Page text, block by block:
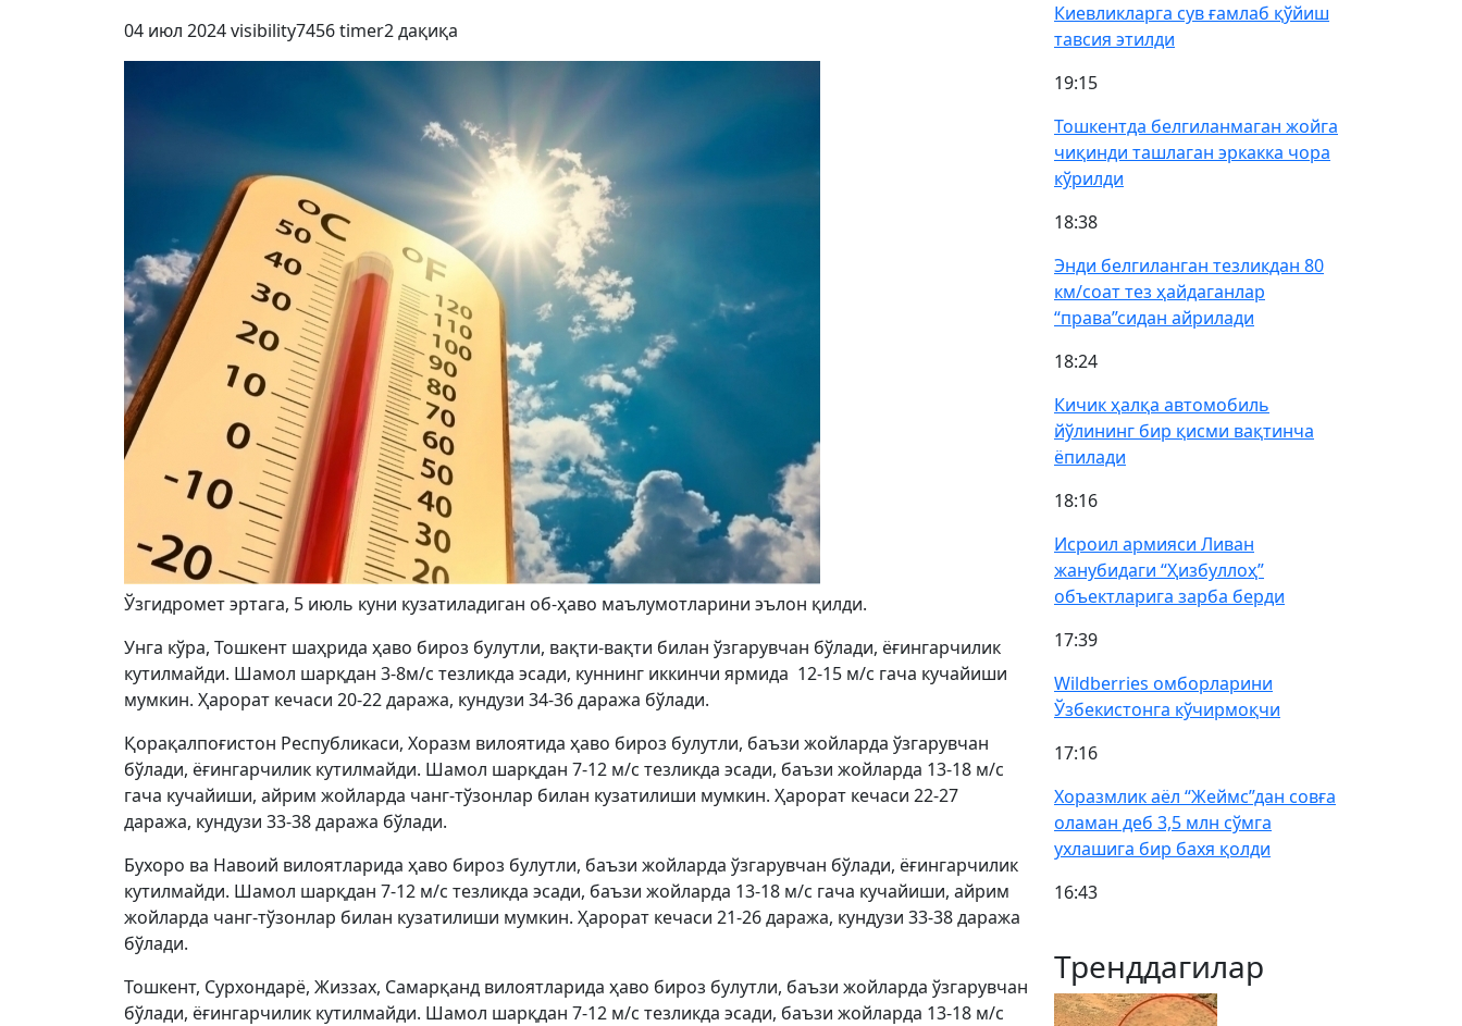
04 июл 2024visibility7456timer2 дақиқа
Ўзгидромет эртага, 5 июль куни кузатиладиган об-ҳаво маълумотларини эълон қилди.
Унга кўра, Тошкент шаҳрида ҳаво бироз булутли, вақти-вақти билан ўзгарувчан бўлади, ёғингарчилик
кутилмайди. Шамол шарқдан 3-8м/с тезликда эсади, куннинг иккинчи ярмида 12-15 м/с гача кучайиши
мумкин. Ҳарорат кечаси 20-22 даража, кундузи 34-36 даража бўлади.
Қорақалпоғистон Республикаси, Хоразм вилоятида ҳаво бироз булутли, баъзи жойларда ўзгарувчан
бўлади, ёғингарчилик кутилмайди. Шамол шарқдан 7-12 м/с тезликда эсади, баъзи жойларда 13-18 м/с
гача кучайиши, айрим жойларда чанг-тўзонлар билан кузатилиши мумкин. Ҳарорат кечаси 22-27
даража, кундузи 33-38 даража бўлади.
Бухоро ва Навоий вилоятларида ҳаво бироз булутли, баъзи жойларда ўзгарувчан бўлади, ёғингарчилик
кутилмайди. Шамол шарқдан 7-12 м/с тезликда эсади, баъзи жойларда 13-18 м/с гача кучайиши, айрим
жойларда чанг-тўзонлар билан кузатилиши мумкин. Ҳарорат кечаси 21-26 даража, кундузи 33-38 даража
бўлади.
Тошкент, Сурхондарё, Жиззах, Самарқанд вилоятларида ҳаво бироз булутли, баъзи жойларда ўзгарувчан
бўлади, ёғингарчилик кутилмайди. Шамол шарқдан 7-12 м/с тезликда эсади, баъзи жойларда 13-18 м/с
Киевликларга сув ғамлаб қўйиш
тавсия этилди
19:15
Тошкентда белгиланмаган жойга
чиқинди ташлаган эркакка чора
кўрилди
18:38
Энди белгиланган тезликдан 80
км/соат тез ҳайдаганлар
“права”сидан айрилади
18:24
Кичик ҳалқа автомобиль
йўлининг бир қисми вақтинча
ёпилади
18:16
Исроил армияси Ливан
жанубидаги “Ҳизбуллоҳ”
объектларига зарба берди
17:39
Wildberries омборларини
Ўзбекистонга кўчирмоқчи
17:16
Хоразмлик аёл “Жеймс”дан совға
оламан деб 3,5 млн сўмга
ухлашига бир бахя қолди
16:43
Тренддагилар